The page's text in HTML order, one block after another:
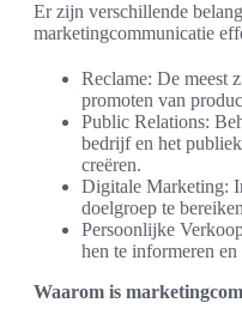
Er zijn verschillende
marketingcommunicatie
Reclame: De meest
promoten van
Public Relations:
bedrijf en het
creëren.
Digitale Marketing:
doelgroep te
Persoonlijke
hen te informeren en
Waarom is